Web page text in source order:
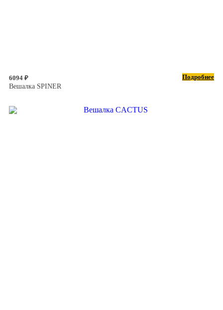
6094 ₽
Подробнее
Вешалка SPINER